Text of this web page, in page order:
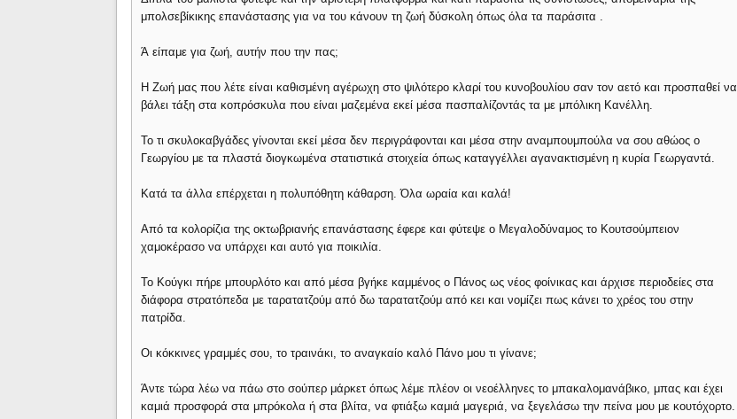
μπολσεβίκικης επανάστασης για να του κάνουν τη ζωή δύσκολη όπως όλα τα παράσιτα .
Ά είπαμε για ζωή, αυτήν που την πας;
Η Ζωή μας που λέτε είναι καθισμένη αγέρωχη στο ψιλότερο κλαρί του κυνοβουλίου σαν τον αετό και προσπαθεί να
βάλει τάξη στα κοπρόσκυλα που είναι μαζεμένα εκεί μέσα πασπαλίζοντάς τα με μπόλικη Κανέλλη.
Το τι σκυλοκαβγάδες γίνονται εκεί μέσα δεν περιγράφονται και μέσα στην αναμπουμπούλα να σου αθώος ο
Γεωργίου με τα πλαστά διογκωμένα στατιστικά στοιχεία όπως καταγγέλλει αγανακτισμένη η κυρία Γεωργαντά.
Κατά τα άλλα επέρχεται η πολυπόθητη κάθαρση. Όλα ωραία και καλά!
Από τα κολορίζια της οκτωβριανής επανάστασης έφερε και φύτεψε ο Μεγαλοδύναμος το Κουτσούμπειον
χαμοκέρασο να υπάρχει και αυτό για ποικιλία.
Το Κούγκι πήρε μπουρλότο και από μέσα βγήκε καμμένος ο Πάνος ως νέος φοίνικας και άρχισε περιοδείες στα
διάφορα στρατόπεδα με ταρατατζούμ από δω ταρατατζούμ από κει και νομίζει πως κάνει το χρέος του στην
πατρίδα.
Οι κόκκινες γραμμές σου, το τραινάκι, το αναγκαίο καλό Πάνο μου τι γίνανε;
Άντε τώρα λέω να πάω στο σούπερ μάρκετ όπως λέμε πλέον οι νεοέλληνες το μπακαλομανάβικο, μπας και έχει
καμιά προσφορά στα μπρόκολα ή στα βλίτα, να φτιάξω καμιά μαγεριά, να ξεγελάσω την πείνα μου με κουτόχορτο.